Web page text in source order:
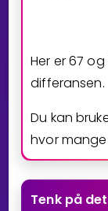
Her er67 og
differansen.
Du kan
hvor
Tenk på